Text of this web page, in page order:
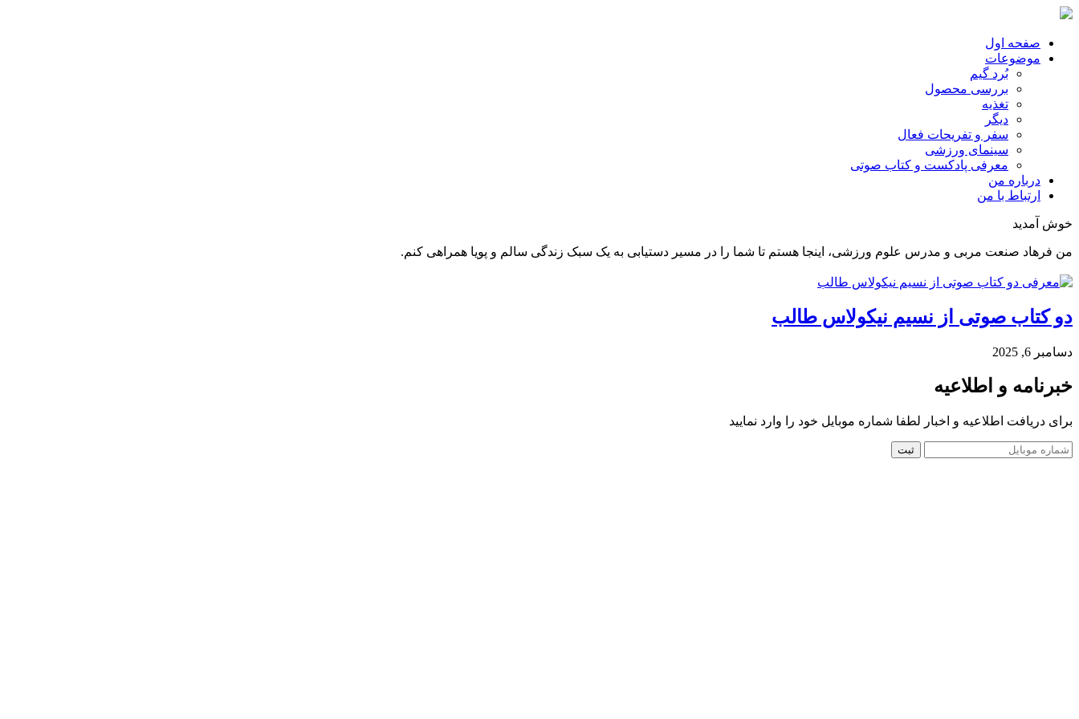
صفحه اول
موضوعات
بُرد گیم
بررسی محصول
تغذیه
دیگر
سفر و تفریحات فعال
سینمای ورزشی
معرفی پادکست و کتاب صوتی
درباره من
ارتباط با من
خوش آمدید
من فرهاد صنعت مربی و مدرس علوم ورزشی، اینجا هستم تا شما را در مسیر دستیابی به یک سبک زندگی سالم و پویا همراهی کنم.
دو کتاب صوتی از نسیم نیکولاس طالب
دسامبر 6, 2025
خبرنامه و اطلاعیه
برای دریافت اطلاعیه و اخبار لطفا شماره موبایل خود را وارد نمایید
ثبت